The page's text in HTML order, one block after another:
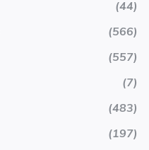
(44)
(566)
(557)
(7)
(483)
(197)